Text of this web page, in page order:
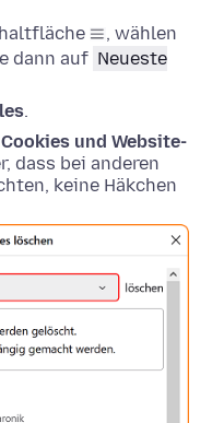
, wählen
dann auf Neueste
.
Cookies und Website-
dass bei anderen
keine Häkchen